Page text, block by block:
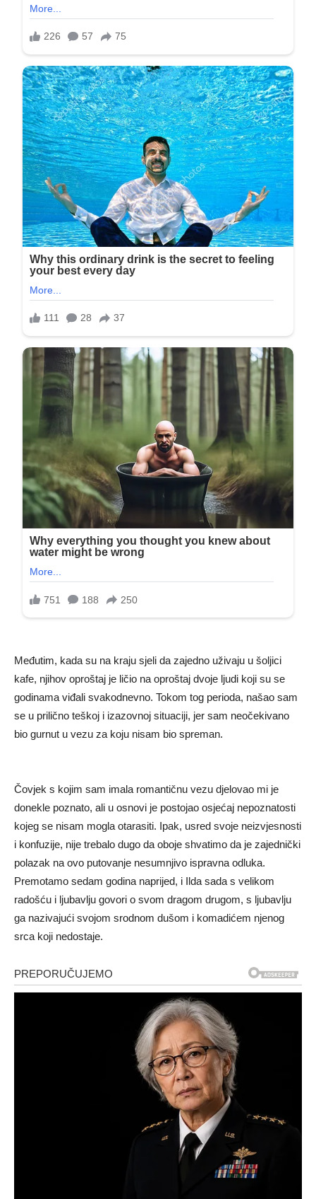
Međutim, kada su na kraju sjeli da zajedno uživaju u šoljici
kafe, njihov oproštaj je ličio na oproštaj dvoje ljudi koji su se
godinama viđali svakodnevno. Tokom tog perioda, našao sam
se u prilično teškoj i izazovnoj situaciji, jer sam neočekivano
bio gurnut u vezu za koju nisam bio spreman.
Čovjek s kojim sam imala romantičnu vezu djelovao mi je
donekle poznato, ali u osnovi je postojao osjećaj nepoznatosti
kojeg se nisam mogla otarasiti. Ipak, usred svoje neizvjesnosti
i konfuzije, nije trebalo dugo da oboje shvatimo da je zajednički
polazak na ovo putovanje nesumnjivo ispravna odluka.
Premotamo sedam godina naprijed, i Ilda sada s velikom
radošću i ljubavlju govori o svom dragom drugom, s ljubavlju
ga nazivajući svojom srodnom dušom i komadićem njenog
srca koji nedostaje.